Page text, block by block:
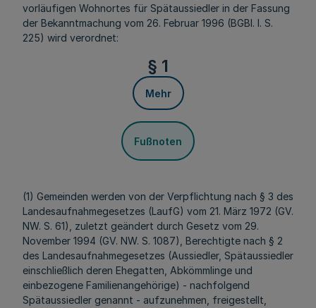
vorläufigen Wohnortes für Spätaussiedler in der Fassung
der Bekanntmachung vom 26. Februar 1996 (BGBl. I. S.
225) wird verordnet:
§ 1
Mehr
Fußnoten
(1) Gemeinden werden von der Verpflichtung nach § 3 des
Landesaufnahmegesetzes (LaufG) vom 21. März 1972 (GV.
NW. S. 61), zuletzt geändert durch Gesetz vom 29.
November 1994 (GV. NW. S. 1087), Berechtigte nach § 2
des Landesaufnahmegesetzes (Aussiedler, Spätaussiedler
einschließlich deren Ehegatten, Abkömmlinge und
einbezogene Familienangehörige) - nachfolgend
Spätaussiedler genannt - aufzunehmen, freigestellt,